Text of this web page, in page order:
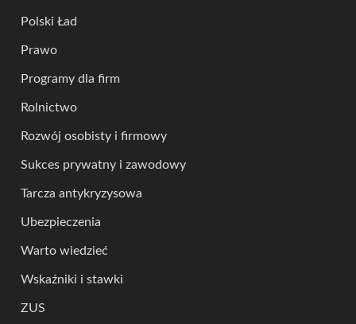
Polski Ład
Prawo
Programy dla firm
Rolnictwo
Rozwój osobisty i firmowy
Sukces prywatny i zawodowy
Tarcza antykryzysowa
Ubezpieczenia
Warto wiedzieć
Wskaźniki i stawki
ZUS